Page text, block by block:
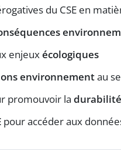
du CSE en
enjeuxécologiques
environnementau
promouvoir la durabilité
pour accéder aux